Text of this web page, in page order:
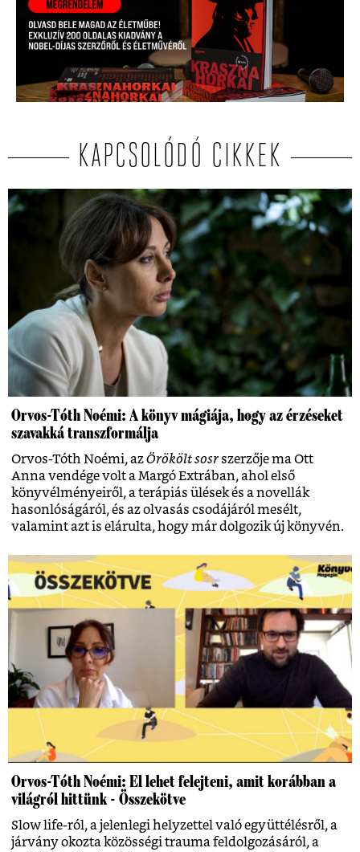
KAPCSOLÓDÓ CIKKEK
Orvos-Tóth Noémi: A könyv mágiája, hogy az érzéseket
szavakká transzformálja
Orvos-Tóth Noémi, azÖrökölt sosr szerzője ma Ott
Anna vendége volt a Margó Extrában, ahol első
könyvélményeiről, a terápiás ülések és a novellák
hasonlóságáról, és az olvasás csodájáról mesélt,
valamint azt is elárulta, hogy már dolgozik új könyvén.
Orvos-Tóth Noémi: El lehet felejteni, amit korábban a
világról hittünk - Összekötve
Slow life-ról, a jelenlegi helyzettel való együttélésről, a
járvány okozta közösségi trauma feldolgozásáról, a